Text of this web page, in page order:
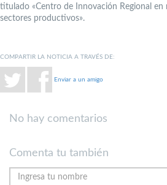
titulado «Centro de Innovación Regional en
sectores productivos».
COMPARTIR LA NOTICIA A TRAVÉS DE:
Enviar a un amigo
No hay comentarios
Comenta tu también